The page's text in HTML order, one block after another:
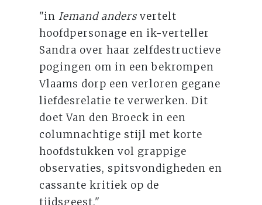
"inIemand anders vertelt
hoofdpersonage en ik-verteller
Sandra over haar zelfdestructieve
pogingen om in een bekrompen
Vlaams dorp een verloren gegane
liefdesrelatie te verwerken. Dit
doet Van den Broeck in een
columnachtige stijl met korte
hoofdstukken vol grappige
observaties, spitsvondigheden en
cassante kritiek op de
tijdsgeest."